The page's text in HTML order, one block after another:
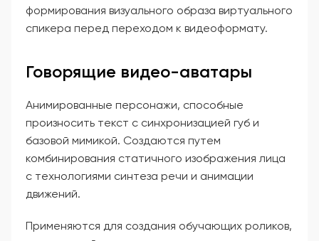
формирования визуального образа виртуального
спикера перед переходом к видеоформату.
Говорящие видео-аватары
Анимированные персонажи, способные
произносить текст с синхронизацией губ и
базовой мимикой. Создаются путем
комбинирования статичного изображения лица
с технологиями синтеза речи и анимации
движений.
Применяются для создания обучающих роликов,